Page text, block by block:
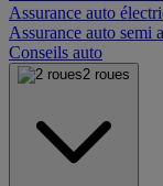
Assurance auto
Assurance auto semi
Conseils auto
2 roues